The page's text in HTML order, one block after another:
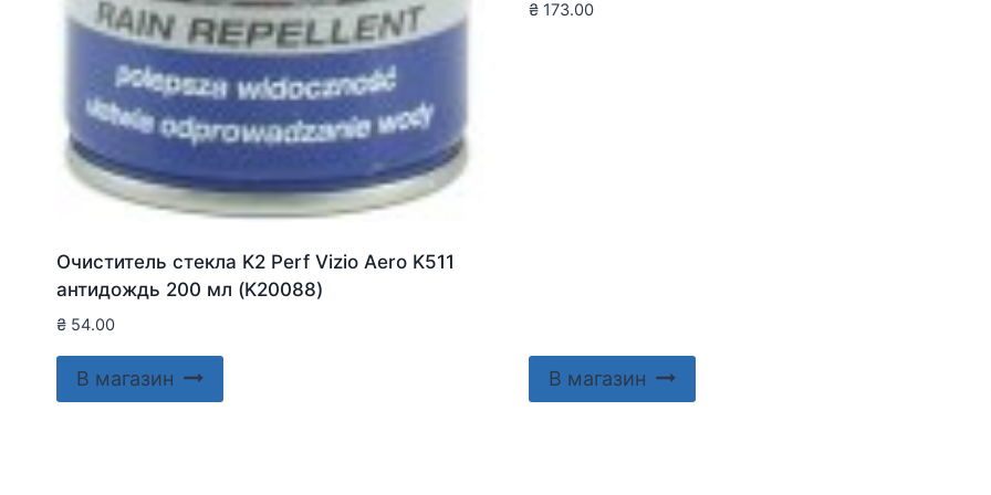
Очиститель стекла K2 Perf Vizio Aero K511
антидождь 200 мл (K20088)
₴ 54.00
В магазин
₴ 173.00
В магазин